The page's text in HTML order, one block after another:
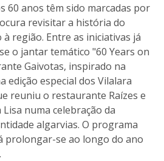
60 anos têm sido marcadas por
revisitar a história do
região. Entre as iniciativas já
o jantar temático "60 Years on
Gaivotas, inspirado na
edição especial dos Vilalara
reuniu o restaurante Raízes e
numa celebração da
algarvias. O programa
prolongar-se ao longo do ano